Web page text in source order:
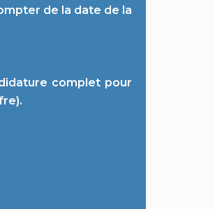
de la date de la
complet pour